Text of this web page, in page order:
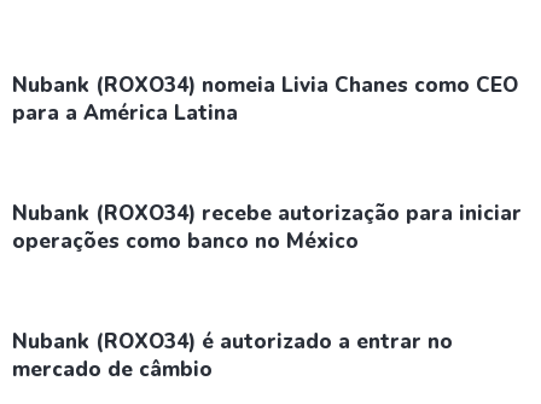
Nubank (ROXO34) nomeia Livia Chanes como CEO
para a América Latina
Nubank (ROXO34) recebe autorização para iniciar
operações como banco no México
Nubank (ROXO34) é autorizado a entrar no
mercado de câmbio